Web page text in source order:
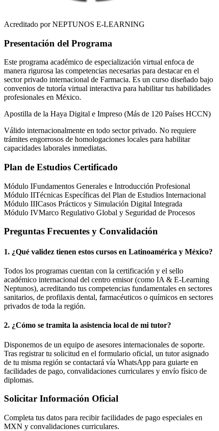
Acreditado por NEPTUNOS E-LEARNING
Presentación del Programa
Este programa académico de especialización virtual enfoca de
manera rigurosa las competencias necesarias para destacar en el
sector privado internacional de Farmacia. Es un curso diseñado bajo
convenios de tutoría virtual interactiva para habilitar tus habilidades
profesionales en México.
Apostilla de la Haya Digital e Impreso (Más de 120 Países HCCN)
Válido internacionalmente en todo sector privado. No requiere
trámites engorrosos de homologaciones locales para habilitar
capacidades laborales inmediatas.
Plan de Estudios Certificado
Módulo IFundamentos Generales e Introducción Profesional
Módulo IITécnicas Específicas del Plan de Estudios Internacional
Módulo IIICasos Prácticos y Simulación Digital Integrada
Módulo IVMarco Regulativo Global y Seguridad de Procesos
Preguntas Frecuentes y Convalidación
1. ¿Qué validez tienen estos cursos en Latinoamérica y México?
Todos los programas cuentan con la certificación y el sello
académico internacional del centro emisor (como IA & E-Learning
Neptunos), acreditando tus competencias fundamentales en sectores
sanitarios, de profilaxis dental, farmacéuticos o químicos en sectores
privados de toda la región.
2. ¿Cómo se tramita la asistencia local de mi tutor?
Disponemos de un equipo de asesores internacionales de soporte.
Tras registrar tu solicitud en el formulario oficial, un tutor asignado
de tu misma región se contactará vía WhatsApp para guiarte en
facilidades de pago, convalidaciones curriculares y envío físico de
diplomas.
Solicitar Información Oficial
Completa tus datos para recibir facilidades de pago especiales en
MXN y convalidaciones curriculares.